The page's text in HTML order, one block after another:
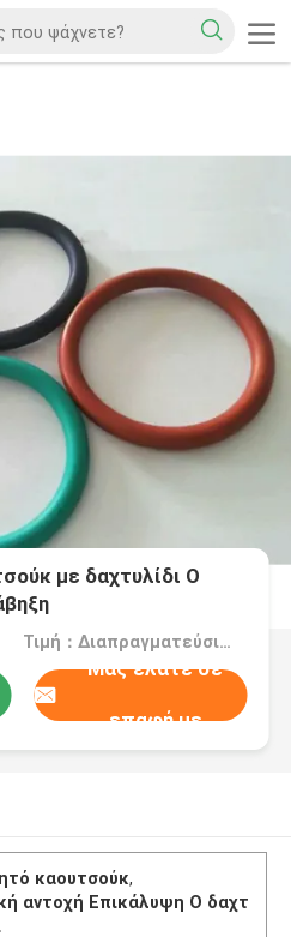
με δαχτυλίδι O
Τιμή：Διαπραγματεύσιμα
Μας ελάτε σε
επαφή με
καουτσούκ,
αντοχή Επικάλυψη O δαχτ